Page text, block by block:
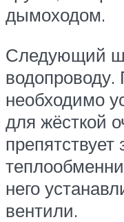
дымоходом.
Следующий
необходимо
для жёсткой
него
вентили.